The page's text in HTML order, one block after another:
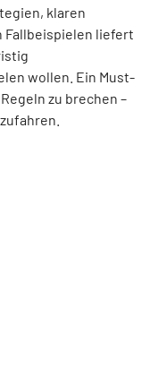
klaren
liefert
wollen. Ein Must-
zu brechen –